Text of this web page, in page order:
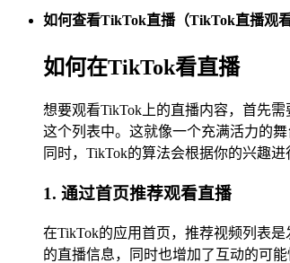
如何查看TikTok直播（TikTok直播观看
如何在TikTok看直播
想要观看TikTok上的直播内容，首先
这个列表中。这就像一个充满活力的
同时，TikTok的算法会根据你的兴趣
1. 通过首页推荐观看直播
在TikTok的应用首页，推荐视频列表
的直播信息，同时也增加了互动的可